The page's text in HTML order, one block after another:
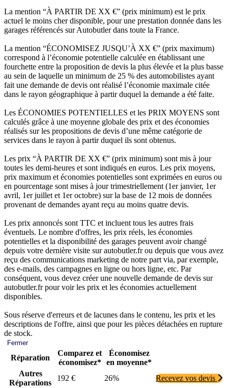
La mention “À PARTIR DE XX €” (prix minimum) est le prix
actuel le moins cher disponible, pour une prestation donnée dans les
garages référencés sur Autobutler dans toute la France.
La mention “ÉCONOMISEZ JUSQU’À XX €” (prix maximum)
correspond à l’économie potentielle calculée en établissant une
fourchette entre la proposition de devis la plus élevée et la plus basse
au sein de laquelle un minimum de 25 % des automobilistes ayant
fait une demande de devis ont réalisé l’économie maximale citée
dans le rayon géographique à partir duquel la demande a été faite.
Les ÉCONOMIES POTENTIELLES et les PRIX MOYENS sont
calculés grâce à une moyenne globale des prix et des économies
réalisés sur les propositions de devis d’une même catégorie de
services dans le rayon à partir duquel ils sont obtenus.
Les prix “À PARTIR DE XX €” (prix minimum) sont mis à jour
toutes les demi-heures et sont indiqués en euros. Les prix moyens,
prix maximum et économies potentielles sont exprimées en euros ou
en pourcentage sont mises à jour trimestriellement (1er janvier, 1er
avril, 1er juillet et 1er octobre) sur la base de 12 mois de données
provenant de demandes ayant reçu au moins quatre devis.
Les prix annoncés sont TTC et incluent tous les autres frais
éventuels. Le nombre d'offres, les prix réels, les économies
potentielles et la disponibilité des garages peuvent avoir changé
depuis votre dernière visite sur autobutler.fr ou depuis que vous avez
reçu des communications marketing de notre part via, par exemple,
des e-mails, des campagnes en ligne ou hors ligne, etc. Par
conséquent, vous devez créer une nouvelle demande de devis sur
autobutler.fr pour voir les prix et les économies actuellement
disponibles.
Sous réserve d'erreurs et de lacunes dans le contenu, les prix et les
descriptions de l'offre, ainsi que pour les pièces détachées en rupture
de stock.
Fermer
Réparation
Comparez et
économisez*
Économisez
en moyenne*
Autres
Réparations
192 € 26%
Recevez vos devis